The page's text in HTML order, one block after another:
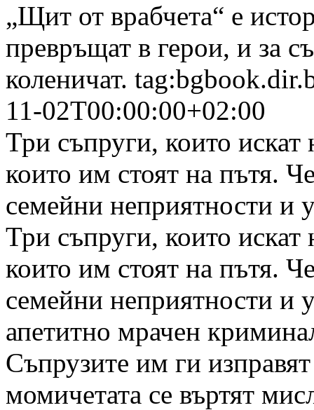
„Щит от врабчета“ е
превръщат в герои, и за
коленичат.
11-02T00:00:00+02:00
Три съпруги, които
които им стоят на пътя.
семейни неприятности и
Три съпруги, които
които им стоят на пътя.
семейни неприятности и
апетитно мрачен
Съпрузите им ги
момичетата се въртят